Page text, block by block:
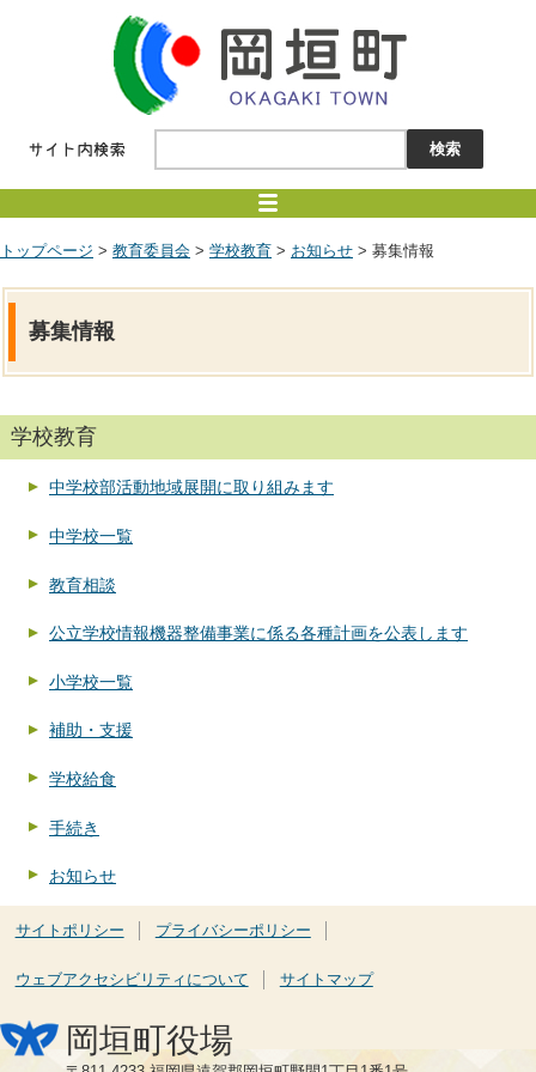
トップページ > 教育委員会 > 学校教育 > お知らせ > 募集情報
募集情報
学校教育
中学校部活動地域展開に取り組みます
中学校一覧
教育相談
公立学校情報機器整備事業に係る各種計画を公表します
小学校一覧
補助・支援
学校給食
手続き
お知らせ
サイトポリシー プライバシーポリシー
ウェブアクセシビリティについて サイトマップ
岡垣町役場